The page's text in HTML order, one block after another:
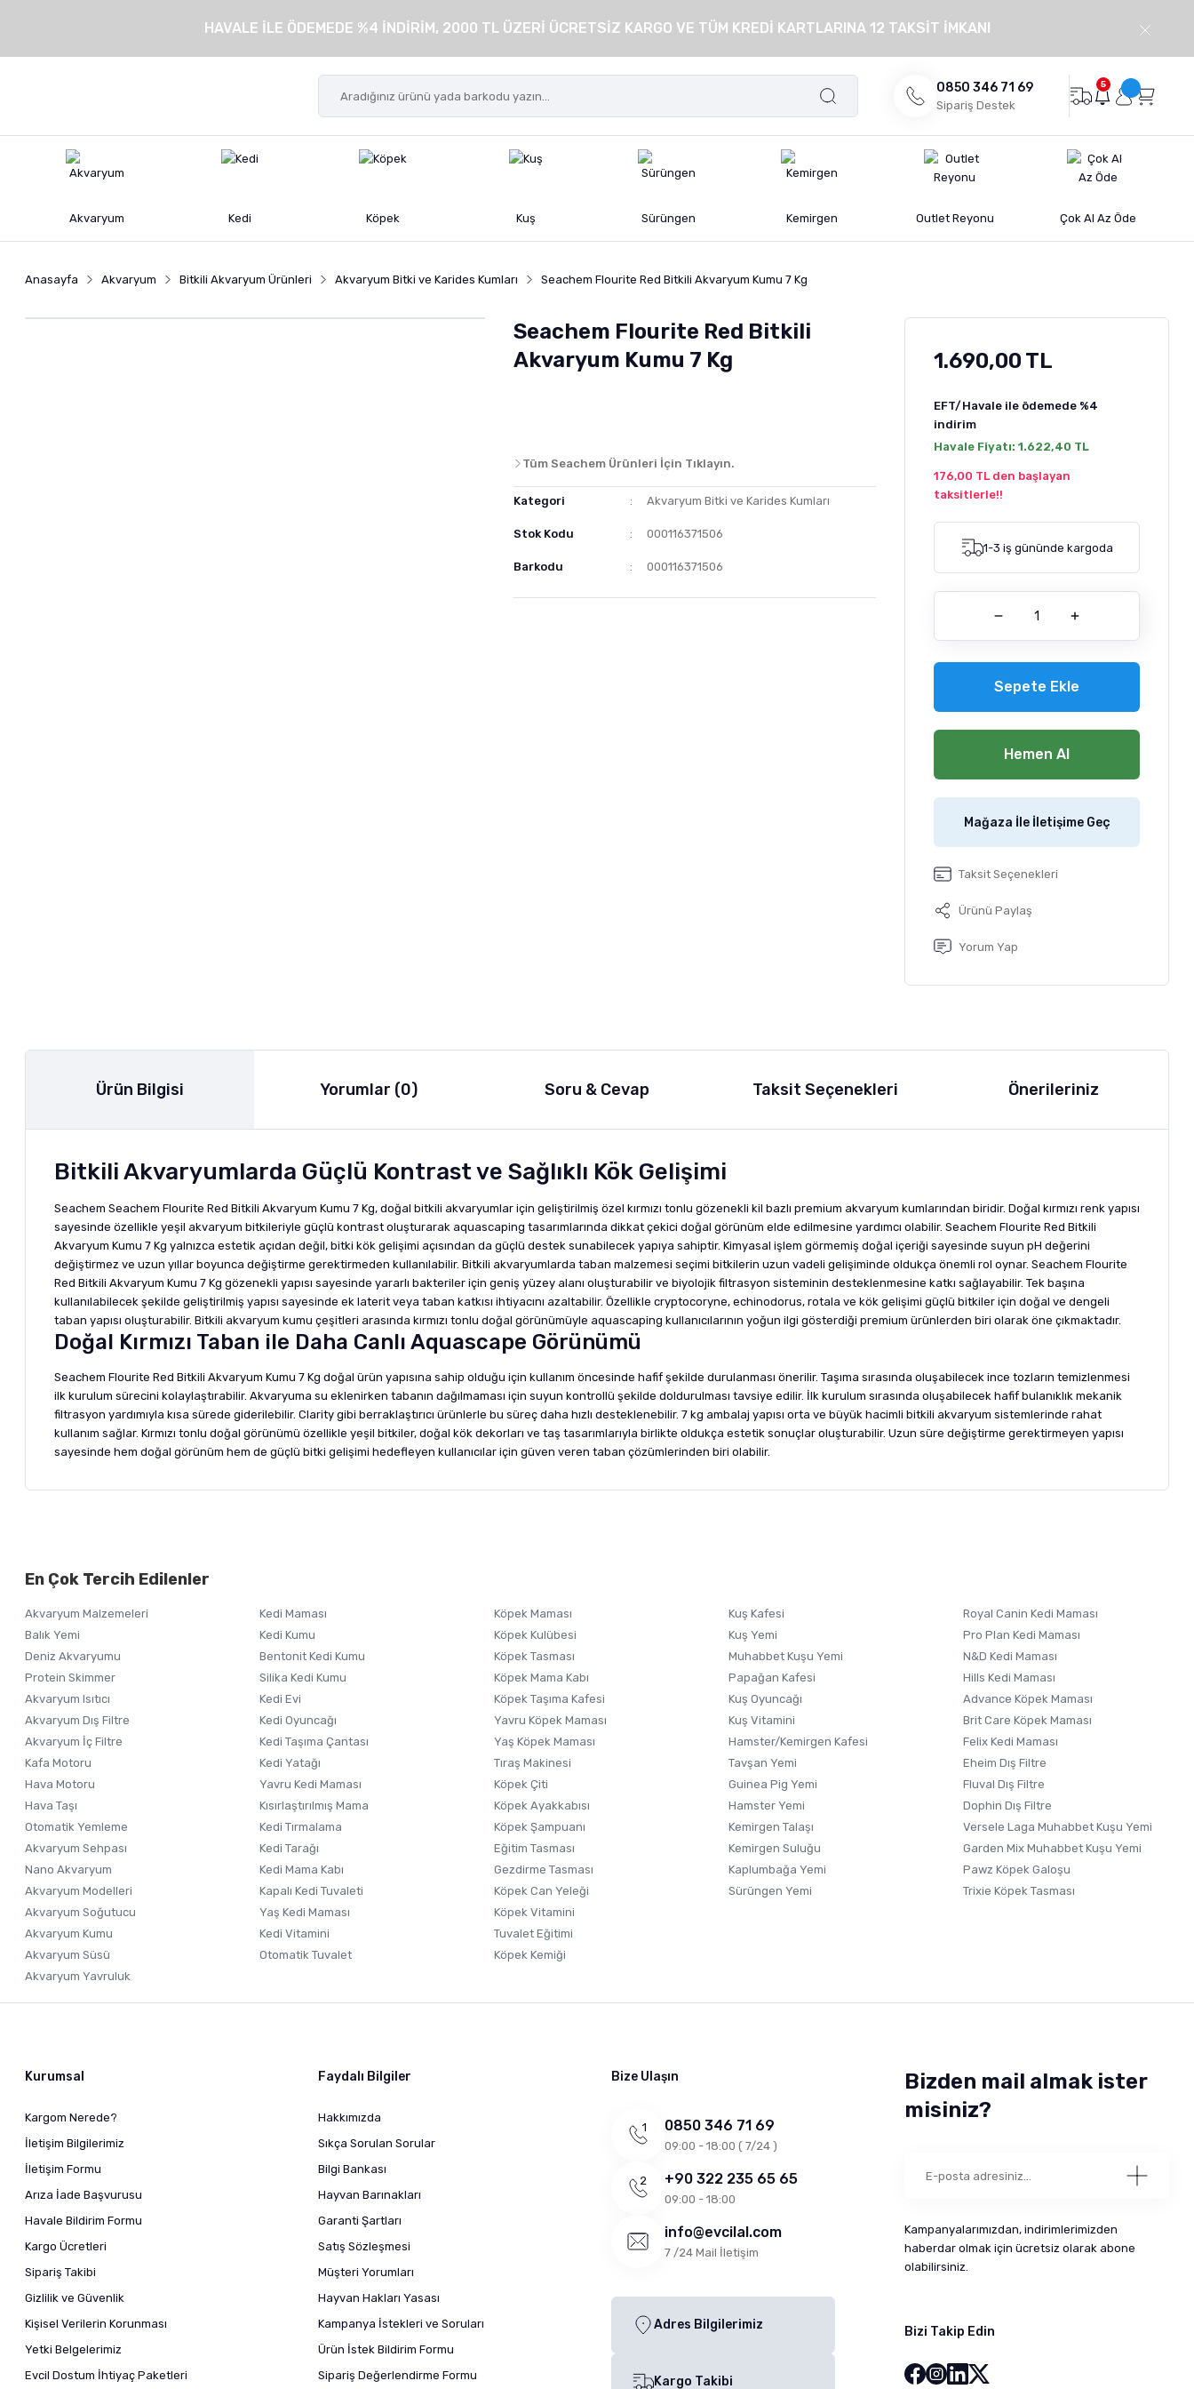
HAVALE İLE ÖDEMEDE %4 İNDİRİM, 2000 TL ÜZERİ ÜCRETSİZ KARGO VE TÜM KREDİ KARTLARINA 12 TAKSİT İMKANI
0850 346 71 69
Sipariş Destek
5
Akvaryum Kedi Köpek Kuş Sürüngen Kemirgen Outlet Reyonu Çok Al Az Öde
Anasayfa Akvaryum Bitkili Akvaryum Ürünleri Akvaryum Bitki ve Karides Kumları Seachem Flourite Red Bitkili Akvaryum Kumu 7 Kg
Seachem Flourite Red Bitkili
Akvaryum Kumu 7 Kg
Tüm Seachem Ürünleri İçin Tıklayın.
Kategori Akvaryum Bitki ve Karides Kumları
Stok Kodu 000116371506
Barkodu 000116371506
1.690,00 TL
EFT/Havale ile ödemede %4
indirim
Havale Fiyatı: 1.622,40 TL
176,00 TL den başlayan
taksitlerle!!
1-3 iş gününde kargoda
Sepete Ekle
Hemen Al
Mağaza İle İletişime Geç
Taksit Seçenekleri
Ürünü Paylaş
Yorum Yap
Ürün Bilgisi Yorumlar (0) Soru & Cevap Taksit Seçenekleri Önerileriniz
Bitkili Akvaryumlarda Güçlü Kontrast ve Sağlıklı Kök Gelişimi
Seachem Seachem Flourite Red Bitkili Akvaryum Kumu 7 Kg, doğal bitkili akvaryumlar için geliştirilmiş özel kırmızı tonlu gözenekli kil bazlı premium akvaryum kumlarından biridir. Doğal kırmızı renk yapısı
sayesinde özellikle yeşil akvaryum bitkileriyle güçlü kontrast oluşturarak aquascaping tasarımlarında dikkat çekici doğal görünüm elde edilmesine yardımcı olabilir. Seachem Flourite Red Bitkili
Akvaryum Kumu 7 Kg yalnızca estetik açıdan değil, bitki kök gelişimi açısından da güçlü destek sunabilecek yapıya sahiptir. Kimyasal işlem görmemiş doğal içeriği sayesinde suyun pH değerini
değiştirmez ve uzun yıllar boyunca değiştirme gerektirmeden kullanılabilir. Bitkili akvaryumlarda taban malzemesi seçimi bitkilerin uzun vadeli gelişiminde oldukça önemli rol oynar. Seachem Flourite
Red Bitkili Akvaryum Kumu 7 Kg gözenekli yapısı sayesinde yararlı bakteriler için geniş yüzey alanı oluşturabilir ve biyolojik filtrasyon sisteminin desteklenmesine katkı sağlayabilir. Tek başına
kullanılabilecek şekilde geliştirilmiş yapısı sayesinde ek laterit veya taban katkısı ihtiyacını azaltabilir. Özellikle cryptocoryne, echinodorus, rotala ve kök gelişimi güçlü bitkiler için doğal ve dengeli
taban yapısı oluşturabilir. Bitkili akvaryum kumu çeşitleri arasında kırmızı tonlu doğal görünümüyle aquascaping kullanıcılarının yoğun ilgi gösterdiği premium ürünlerden biri olarak öne çıkmaktadır.
Doğal Kırmızı Taban ile Daha Canlı Aquascape Görünümü
Seachem Flourite Red Bitkili Akvaryum Kumu 7 Kg doğal ürün yapısına sahip olduğu için kullanım öncesinde hafif şekilde durulanması önerilir. Taşıma sırasında oluşabilecek ince tozların temizlenmesi
ilk kurulum sürecini kolaylaştırabilir. Akvaryuma su eklenirken tabanın dağılmaması için suyun kontrollü şekilde doldurulması tavsiye edilir. İlk kurulum sırasında oluşabilecek hafif bulanıklık mekanik
filtrasyon yardımıyla kısa sürede giderilebilir. Clarity gibi berraklaştırıcı ürünlerle bu süreç daha hızlı desteklenebilir. 7 kg ambalaj yapısı orta ve büyük hacimli bitkili akvaryum sistemlerinde rahat
kullanım sağlar. Kırmızı tonlu doğal görünümü özellikle yeşil bitkiler, doğal kök dekorları ve taş tasarımlarıyla birlikte oldukça estetik sonuçlar oluşturabilir. Uzun süre değiştirme gerektirmeyen yapısı
sayesinde hem doğal görünüm hem de güçlü bitki gelişimi hedefleyen kullanıcılar için güven veren taban çözümlerinden biri olabilir.
Ürünü Satın Al ve Yorumla
Ürün açıklamasında eksik bilgiler bulunuyor.
Ürün fiyatı diğer sitelerden daha pahalı.
Bu ürüne benzer farklı alternatifler olmalı.
Gönder
En Çok Tercih Edilenler
Akvaryum Malzemeleri
Balık Yemi
Deniz Akvaryumu
Protein Skimmer
Akvaryum Isıtıcı
Akvaryum Dış Filtre
Akvaryum İç Filtre
Kafa Motoru
Hava Motoru
Hava Taşı
Otomatik Yemleme
Akvaryum Sehpası
Nano Akvaryum
Akvaryum Modelleri
Akvaryum Soğutucu
Akvaryum Kumu
Akvaryum Süsü
Akvaryum Yavruluk
Kedi Maması
Kedi Kumu
Bentonit Kedi Kumu
Silika Kedi Kumu
Kedi Evi
Kedi Oyuncağı
Kedi Taşıma Çantası
Kedi Yatağı
Yavru Kedi Maması
Kısırlaştırılmış Mama
Kedi Tırmalama
Kedi Tarağı
Kedi Mama Kabı
Kapalı Kedi Tuvaleti
Yaş Kedi Maması
Kedi Vitamini
Otomatik Tuvalet
Köpek Maması
Köpek Kulübesi
Köpek Tasması
Köpek Mama Kabı
Köpek Taşıma Kafesi
Yavru Köpek Maması
Yaş Köpek Maması
Tıraş Makinesi
Köpek Çiti
Köpek Ayakkabısı
Köpek Şampuanı
Eğitim Tasması
Gezdirme Tasması
Köpek Can Yeleği
Köpek Vitamini
Tuvalet Eğitimi
Köpek Kemiği
Kuş Kafesi
Kuş Yemi
Muhabbet Kuşu Yemi
Papağan Kafesi
Kuş Oyuncağı
Kuş Vitamini
Hamster/Kemirgen Kafesi
Tavşan Yemi
Guinea Pig Yemi
Hamster Yemi
Kemirgen Talaşı
Kemirgen Suluğu
Kaplumbağa Yemi
Sürüngen Yemi
Royal Canin Kedi Maması
Pro Plan Kedi Maması
N&D Kedi Maması
Hills Kedi Maması
Advance Köpek Maması
Brit Care Köpek Maması
Felix Kedi Maması
Eheim Dış Filtre
Fluval Dış Filtre
Dophin Dış Filtre
Versele Laga Muhabbet Kuşu Yemi
Garden Mix Muhabbet Kuşu Yemi
Pawz Köpek Galoşu
Trixie Köpek Tasması
Kurumsal
Kargom Nerede?
İletişim Bilgilerimiz
İletişim Formu
Arıza İade Başvurusu
Havale Bildirim Formu
Kargo Ücretleri
Sipariş Takibi
Gizlilik ve Güvenlik
Kişisel Verilerin Korunması
Yetki Belgelerimiz
Evcil Dostum İhtiyaç Paketleri
Faydalı Bilgiler
Hakkımızda
Sıkça Sorulan Sorular
Bilgi Bankası
Hayvan Barınakları
Garanti Şartları
Satış Sözleşmesi
Müşteri Yorumları
Hayvan Hakları Yasası
Kampanya İstekleri ve Soruları
Ürün İstek Bildirim Formu
Sipariş Değerlendirme Formu
Bize Ulaşın
0850 346 71 69
09:00 - 18:00 ( 7/24 )
+90 322 235 65 65
09:00 - 18:00
info@evcilal.com
7 /24 Mail İletişim
Adres Bilgilerimiz
Kargo Takibi
Bizden mail almak ister
misiniz?
Kampanyalarımızdan, indirimlerimizden
haberdar olmak için ücretsiz olarak abone
olabilirsiniz.
Bizi Takip Edin